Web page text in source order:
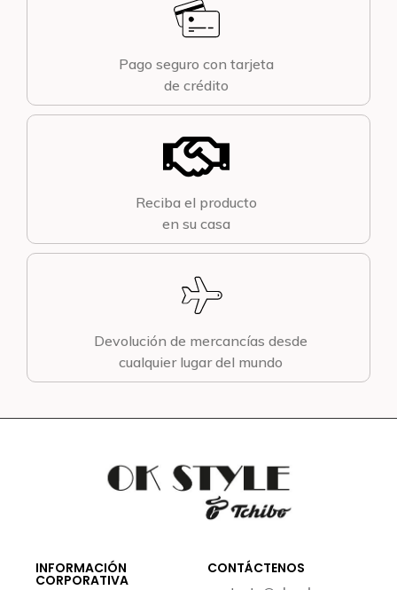
Pago seguro con tarjeta
de crédito
Reciba el producto
en su casa
Devolución de mercancías desde
cualquier lugar del mundo
INFORMACIÓN
CORPORATIVA
CONTÁCTENOS